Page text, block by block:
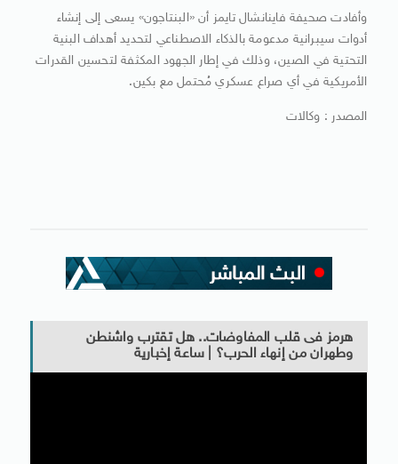
وأفادت صحيفة فاينانشال تايمز أن «البنتاجون» يسعى إلى إنشاء
أدوات سيبرانية مدعومة بالذكاء الاصطناعي لتحديد أهداف البنية
التحتية في الصين، وذلك في إطار الجهود المكثفة لتحسين القدرات
الأمريكية في أي صراع عسكري مُحتمل مع بكين.
المصدر : وكالات
هرمز فى قلب المفاوضات.. هل تقترب واشنطن
وطهران من إنهاء الحرب؟ | ساعة إخبارية